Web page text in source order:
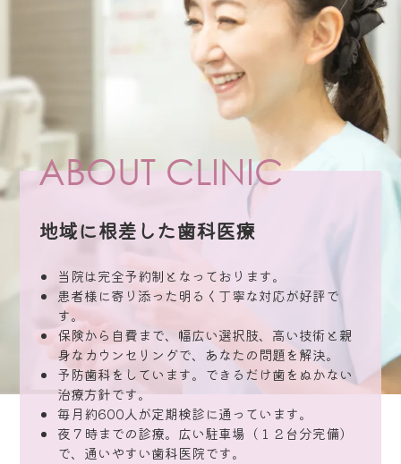
並びになってみません
#インビザラインファースト
#プレオルソ
#ママ
ABOUT CLINIC
地域に根差した歯科医療
当院は完全予約制となっております。
患者様に寄り添った明るく丁寧な対応が好評で
す。
保険から自費まで、幅広い選択肢、高い技術と親
身なカウンセリングで、あなたの問題を解決。
予防歯科をしています。できるだけ歯をぬかない
治療方針です。
毎月約600人が定期検診に通っています。
夜７時までの診療。広い駐車場（１２台分完備）
で、通いやすい歯科医院です。